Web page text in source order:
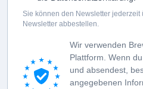
Sie können den Newsletter
Newsletter abbestellen.
Wir verwenden
Plattform. Wenn
und absendest,
angegebenen